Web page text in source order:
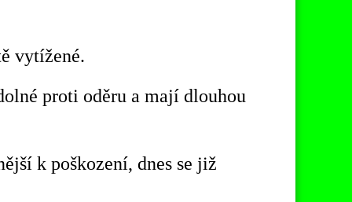
vytížené.
proti oděru a mají dlouhou
k poškození, dnes se již